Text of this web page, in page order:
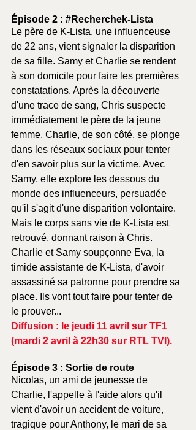
Épisode 2 : #Recherchek-Lista
Le père de K-Lista, une influenceuse
de 22 ans, vient signaler la disparition
de sa fille. Samy et Charlie se rendent
à son domicile pour faire les premières
constatations. Après la découverte
d'une trace de sang, Chris suspecte
immédiatement le père de la jeune
femme. Charlie, de son côté, se plonge
dans les réseaux sociaux pour tenter
d'en savoir plus sur la victime. Avec
Samy, elle explore les dessous du
monde des influenceurs, persuadée
qu'il s'agit d'une disparition volontaire.
Mais le corps sans vie de K-Lista est
retrouvé, donnant raison à Chris.
Charlie et Samy soupçonne Eva, la
timide assistante de K-Lista, d'avoir
assassiné sa patronne pour prendre sa
place. Ils vont tout faire pour tenter de
le prouver...
Diffusion : le jeudi 11 avril sur TF1
(mardi 2 avril à 22h30 sur RTL TVI ).
Épisode 3 : Sortie de route
Nicolas, un ami de jeunesse de
Charlie, l'appelle à l'aide alors qu'il
vient d'avoir un accident de voiture,
tragique pour Anthony, le mari de sa